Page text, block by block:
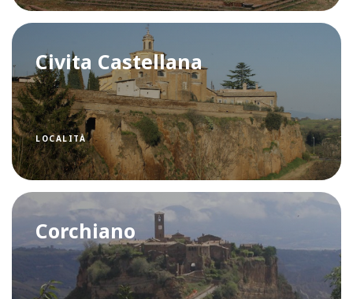
Civita Castellana
LOCALITÀ
Corchiano